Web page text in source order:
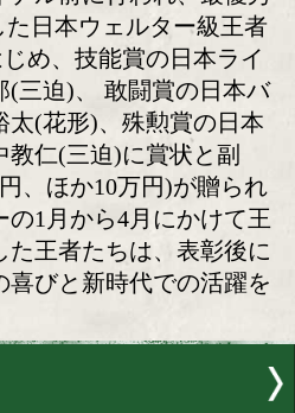
チャンカン表
ンカーニバルの表彰
催された「ダイナ
イナル前に行われ
した日本ウェルター
はじめ、技能賞の日
郎(三迫)、 敢闘賞
裕太(花形)、殊勲賞
中教仁(三迫)に賞状